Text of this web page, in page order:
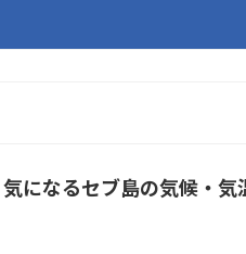
気になるセブ島の気候・